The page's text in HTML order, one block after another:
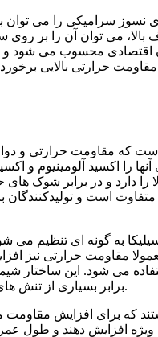
سرامیکی را می توان
می توان آن را بر روی
محسوب می شود و
حرارتی بالایی
که مقاومت حرارتی و
را اکسید آلومینیوم و
را دارد و در برابر شوک
است و تولیدکنندگان
به گونه ای تنظیم می
مقاومت حرارتی نیز
می شود. این ساختار
برابر بسیاری از تنش های حرارتی و شرایط سخت صنعتی مقاوم باشد.
که برای افزایش مقاومت
افزایش دهند و طول عمر